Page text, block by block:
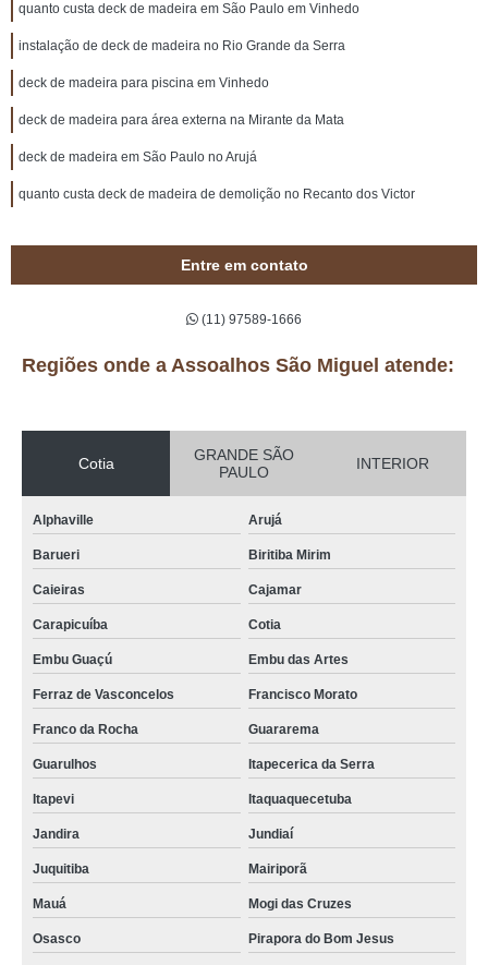
quanto custa deck de madeira em São Paulo em Vinhedo
instalação de deck de madeira no Rio Grande da Serra
deck de madeira para piscina em Vinhedo
deck de madeira para área externa na Mirante da Mata
deck de madeira em São Paulo no Arujá
quanto custa deck de madeira de demolição no Recanto dos Victor
Entre em contato
(11) 97589-1666
Regiões onde a Assoalhos São Miguel atende:
Cotia
GRANDE SÃO
PAULO
INTERIOR
Alphaville Arujá
Barueri Biritiba Mirim
Caieiras Cajamar
Carapicuíba Cotia
Embu Guaçú Embu das Artes
Ferraz de Vasconcelos Francisco Morato
Franco da Rocha Guararema
Guarulhos Itapecerica da Serra
Itapevi Itaquaquecetuba
Jandira Jundiaí
Juquitiba Mairiporã
Mauá Mogi das Cruzes
Osasco Pirapora do Bom Jesus